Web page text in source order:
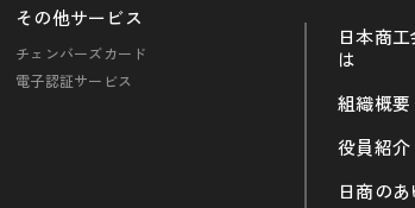
その他サービス
チェンバーズカード
電子認証サービス
日本商
は
組織概要
役員紹介
日商の